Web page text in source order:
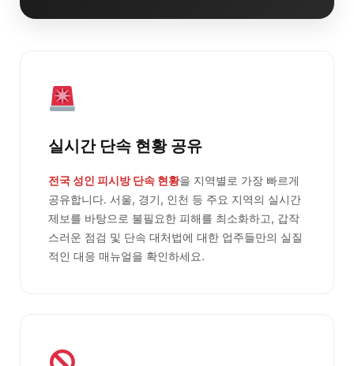
실시간 단속 현황 공유
전국 성인 피시방 단속 현황을 지역별로 가장 빠르게
공유합니다. 서울, 경기, 인천 등 주요 지역의 실시간
제보를 바탕으로 불필요한 피해를 최소화하고, 갑작
스러운 점검 및 단속 대처법에 대한 업주들만의 실질
적인 대응 매뉴얼을 확인하세요.